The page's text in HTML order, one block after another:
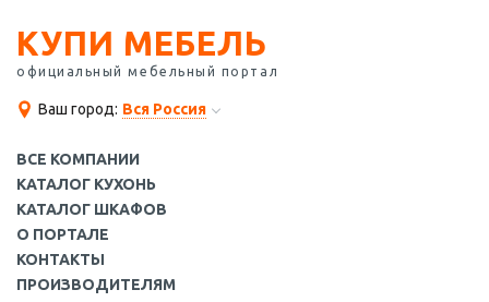
КУПИ МЕБЕЛЬ
официальный мебельный портал
Ваш город: Вся Россия
ВСЕ КОМПАНИИ
КАТАЛОГ КУХОНЬ
КАТАЛОГ ШКАФОВ
О ПОРТАЛЕ
КОНТАКТЫ
ПРОИЗВОДИТЕЛЯМ